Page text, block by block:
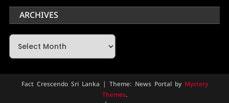
ARCHIVES
Archives
Fact Crescendo Sri Lanka | Theme: News Portal by Mystery
Themes.